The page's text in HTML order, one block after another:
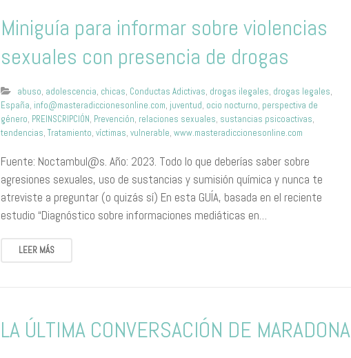
Miniguía para informar sobre violencias
sexuales con presencia de drogas
abuso, adolescencia, chicas, Conductas Adictivas, drogas ilegales, drogas legales,
España, info@masteradiccionesonline.com, juventud, ocio nocturno, perspectiva de
género, PREINSCRIPCIÓN, Prevención, relaciones sexuales, sustancias psicoactivas,
tendencias,Tratamiento,víctimas,vulnerable,www.masteradiccionesonline.com
Fuente: Noctambul@s. Año: 2023. Todo lo que deberías saber sobre
agresiones sexuales, uso de sustancias y sumisión química y nunca te
atreviste a preguntar (o quizás sí) En esta GUÍA, basada en el reciente
estudio “Diagnóstico sobre informaciones mediáticas en…
LEER MÁS
LA ÚLTIMA CONVERSACIÓN DE MARADONA